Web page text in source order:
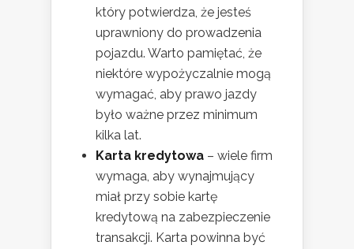
który potwierdza, że jesteś
uprawniony do prowadzenia
pojazdu. Warto pamiętać, że
niektóre wypożyczalnie mogą
wymagać, aby prawo jazdy
było ważne przez minimum
kilka lat.
Karta kredytowa – wiele firm
wymaga, aby wynajmujący
miał przy sobie kartę
kredytową na zabezpieczenie
transakcji. Karta powinna być